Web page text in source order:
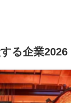
る企業2026